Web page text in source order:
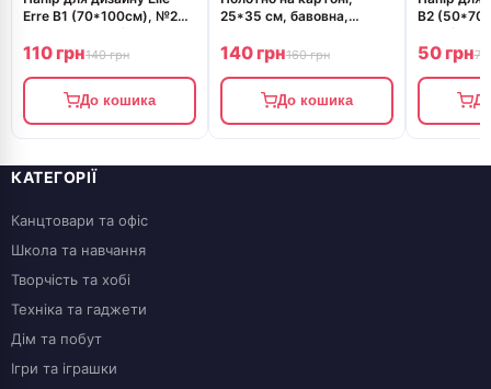
Erre B1 (70*100см), №26
aragosta, 220г/м2,
оранжевий, дві
текстури,Fabriano
110 грн140 грн
До кошика
25*35 см, бавовна,
140 грн160 грн
До кошика
B2
200г/м2,
дрібне
50 грн70
КАТЕГОРІЇ
Канцтовари та офіс
Школа та навчання
Творчість та хобі
Техніка та гаджети
Дім та побут
Ігри та іграшки